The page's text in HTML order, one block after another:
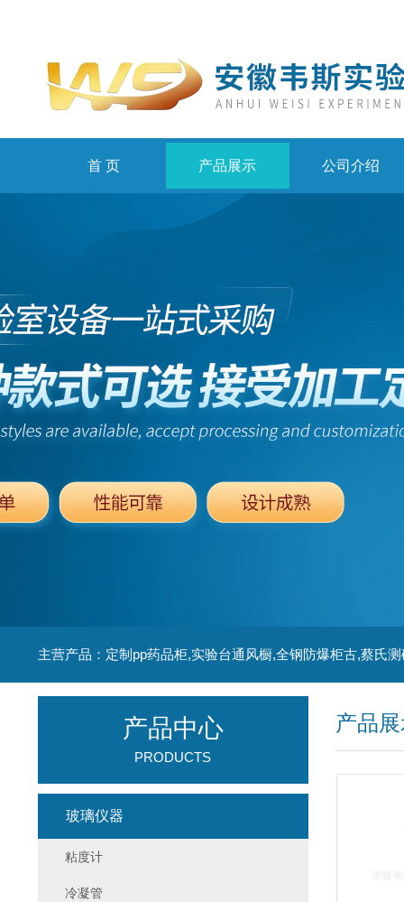
首 页 产品展示 公司介绍
主营产品：定制pp药品柜,实验台通风橱,全钢防爆柜古,蔡氏
产品
产品中心
PRODUCTS
玻璃仪器
粘度计
冷凝管